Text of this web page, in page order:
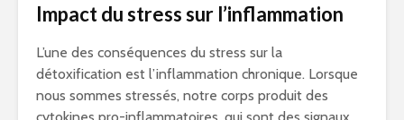
Impact du stress sur l’inflammation
L’une des conséquences du stress sur la
détoxification est l’inflammation chronique. Lorsque
nous sommes stressés, notre corps produit des